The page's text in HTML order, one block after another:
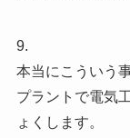
9.
本当にこういう
プラントで電気
ょくします。